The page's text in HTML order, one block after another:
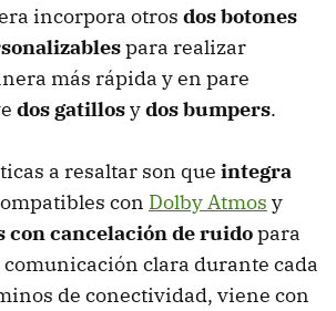
incorpora otros dos botones
para realizar
más rápida y en pare
dos gatillosydos bumpers.
a resaltar son que integra
con Dolby Atmos y
con cancelación de ruidopara
clara durante cada
de conectividad, viene con